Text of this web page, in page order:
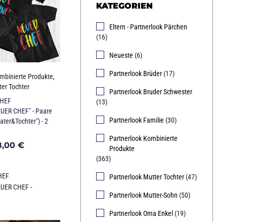
Produkte,
Tochter
CHEF" - Paare
- 2
€
CHEF -
KATEGORIEN
Eltern - Partnerlook Pärchen
(16)
Neueste (6)
Partnerlook Brüder (17)
Partnerlook Bruder Schwester
(13)
Partnerlook Familie (30)
Partnerlook Kombinierte
Produkte
(363)
Partnerlook Mutter Tochter (47)
Partnerlook Mutter-Sohn (50)
Partnerlook Oma Enkel (19)